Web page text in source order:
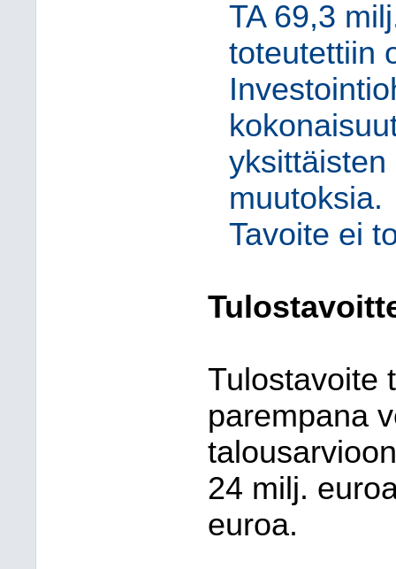
TA 69,3
toteutettiin
muutoksia.
Tavoite ei
Tulostavoite
parempana
24 milj.
euroa.